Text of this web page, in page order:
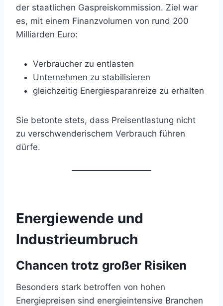
der staatlichen Gaspreiskommission. Ziel war
es, mit einem Finanzvolumen von rund 200
Milliarden Euro:
Verbraucher zu entlasten
Unternehmen zu stabilisieren
gleichzeitig Energiesparanreize zu erhalten
Sie betonte stets, dass Preisentlastung nicht
zu verschwenderischem Verbrauch führen
dürfe.
Energiewende und
Industrieumbruch
Chancen trotz großer Risiken
Besonders stark betroffen von hohen
Energiepreisen sind energieintensive Branchen